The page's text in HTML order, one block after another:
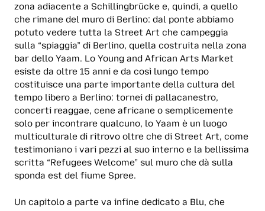
zona adiacente a Schillingbrücke e, quindi, a quello
che rimane del muro di Berlino: dal ponte abbiamo
potuto vedere tutta la Street Art che campeggia
sulla “spiaggia” di Berlino, quella costruita nella zona
bar dello Yaam. Lo Young and African Arts Market
esiste da oltre 15 anni e da così lungo tempo
costituisce una parte importante della cultura del
tempo libero a Berlino: tornei di pallacanestro,
concerti reaggae, cene africane o semplicemente
solo per incontrare qualcuno, lo Yaam è un luogo
multiculturale di ritrovo oltre che di Street Art, come
testimoniano i vari pezzi al suo interno e la bellissima
scritta “Refugees Welcome” sul muro che dà sulla
sponda est del fiume Spree.
Un capitolo a parte va infine dedicato a Blu, che